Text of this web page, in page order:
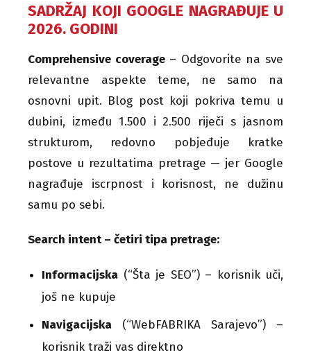
SADRŽAJ KOJI GOOGLE NAGRAĐUJE U
2026. GODINI
Comprehensive coverage– Odgovorite na sve
relevantne aspekte teme, ne samo na
osnovni upit. Blog post koji pokriva temu u
dubini, između 1.500 i 2.500 riječi s jasnom
strukturom, redovno pobjeđuje kratke
postove u rezultatima pretrage — jer Google
nagrađuje iscrpnost i korisnost, ne dužinu
samu po sebi.
Search intent – četiri tipa pretrage:
Informacijska (“Šta je SEO”) – korisnik uči,
još ne kupuje
Navigacijska (“WebFABRIKA Sarajevo”) –
korisnik traži vas direktno